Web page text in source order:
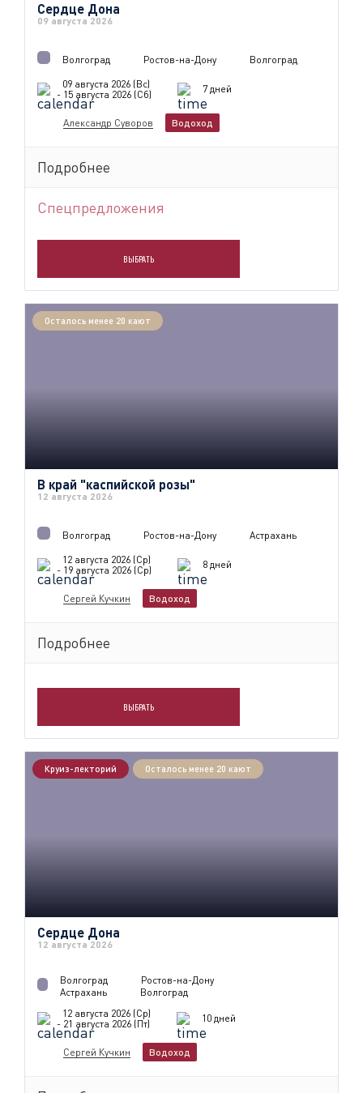
Сердце Дона
09 августа 2026
Волгоград Ростов-на-Дону
Волгоград
09 августа 2026 (Вс)
- 15 августа 2026 (Сб)
7 дней
Александр Суворов Водоход
Подробнее
Спецпредложения
ВЫБРАТЬ
Осталось менее 20 кают
В край "каспийской розы"
12 августа 2026
Волгоград Ростов-на-Дону
Астрахань
12 августа 2026 (Ср)
- 19 августа 2026 (Ср)
8 дней
Сергей Кучкин Водоход
Подробнее
ВЫБРАТЬ
Круиз-лекторий Осталось менее 20 кают
Сердце Дона
12 августа 2026
Волгоград
Ростов-на-Дону
Астрахань
Волгоград
12 августа 2026 (Ср)
- 21 августа 2026 (Пт)
10 дней
Сергей Кучкин Водоход